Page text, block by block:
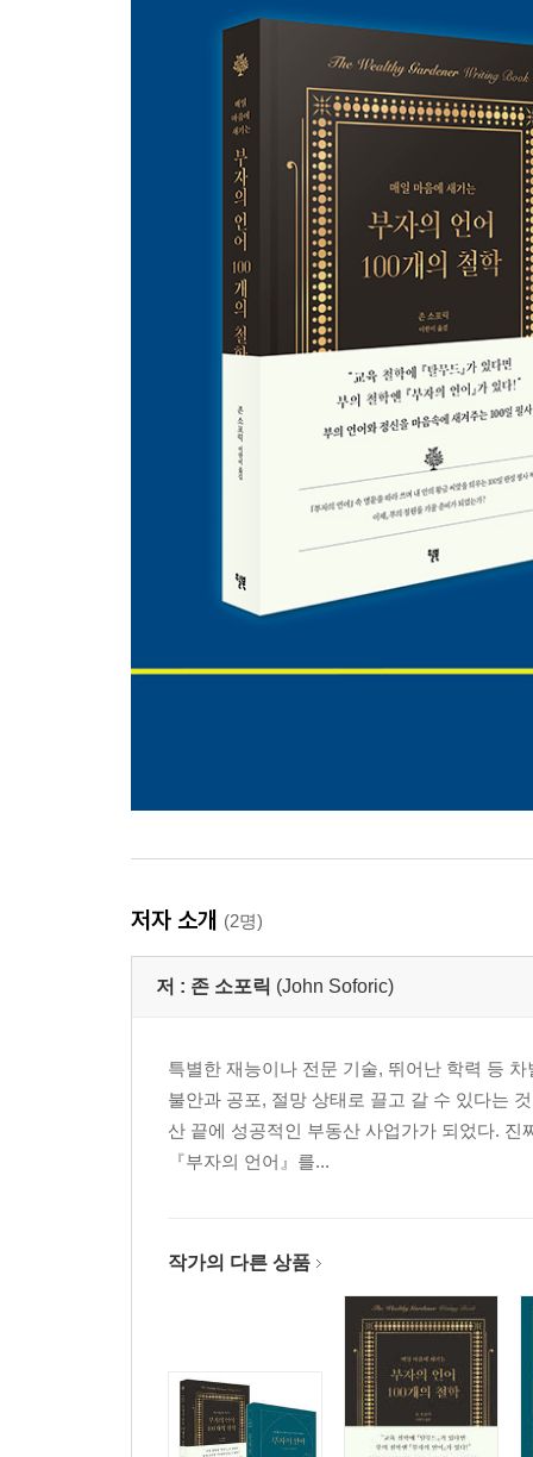
저자 소개 (2명)
저 : 존 소포릭 (John Soforic)
특별한 재능이나 전문 기술, 뛰어난 학력 등
불안과 공포, 절망 상태로 끌고 갈 수 있다는
산 끝에 성공적인 부동산 사업가가 되었다. 진
『부자의 언어』를...
작가의 다른 상품